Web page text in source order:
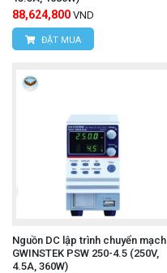
88,624,800 VND
ĐẶT MUA
Nguồn DC lập trình chuyển mạch
GWINSTEK PSW 250-4.5 (250V,
4.5A, 360W)